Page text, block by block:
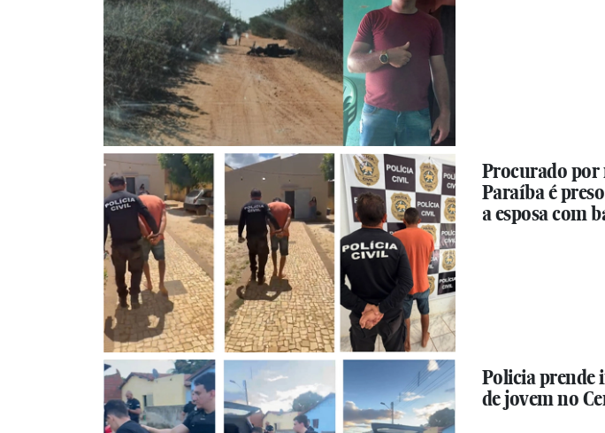
Procurado por
Paraíba é
a esposa com
Policia prende
de jovem no